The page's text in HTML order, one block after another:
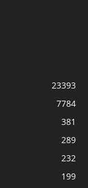
23393
7784
381
289
232
199